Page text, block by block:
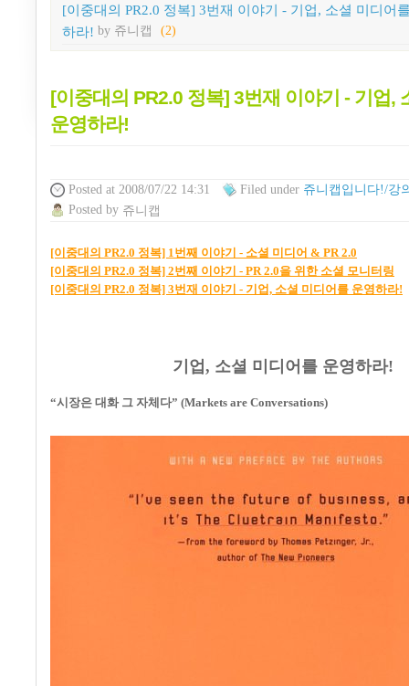
[이중대의 PR2.0 정복] 3번재 이야기 - 기업, 소셜 미디어
하라! by 쥬니캡 (2)
[이중대의 PR2.0 정복] 3번재 이야기 - 기업,
운영하라!
Posted at 2008/07/22 14:31 Filedunder 쥬니캡입니다!/강
Posted by 쥬니캡
[이중대의 PR2.0 정복] 1번째 이야기 - 소셜 미디어 & PR 2.0
[이중대의 PR2.0 정복] 2번째 이야기 - PR 2.0을 위한 소셜 모니터링
[이중대의 PR2.0 정복] 3번재 이야기 - 기업, 소셜 미디어를 운영하라!
기업, 소셜 미디어를 운영하라!
“시장은 대화 그 자체다” (Markets are Conversations)